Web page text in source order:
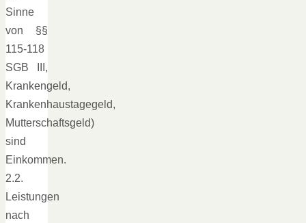
Sinne
von §§
115-118
SGB III,
Krankengeld,
Krankenhaustagegeld,
Mutterschaftsgeld)
sind
Einkommen.
2.2.
Leistungen
nach